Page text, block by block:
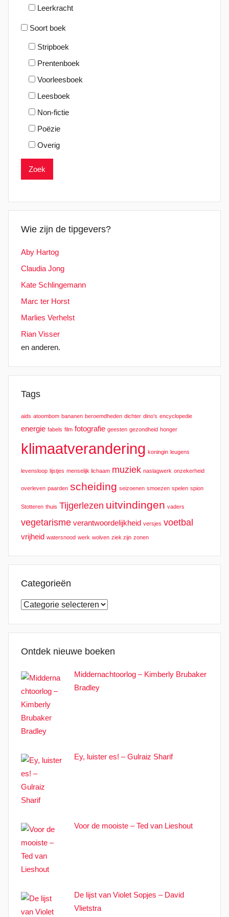
Leerkracht
Soort boek
Stripboek
Prentenboek
Voorleesboek
Leesboek
Non-fictie
Poëzie
Overig
Wie zijn de tipgevers?
Aby Hartog
Claudia Jong
Kate Schlingemann
Marc ter Horst
Marlies Verhelst
Rian Visser
en anderen.
Tags
aids atoombom bananen beroemdheden dichter dino’s encyclopedie
energie fabels film fotografie geesten gezondheid honger
klimaatverandering koningin leugens
levensloop lijstjes menselijk lichaam muziek naslagwerk onzekerheid
overleven paarden scheiding seizoenen smoezen spelen spion
Stotteren thuis Tijgerlezen uitvindingen vaders
vegetarisme verantwoordelijkheid versjes voetbal
vrijheid watersnood werk wolven ziek zijn zonen
Categorieën
Categorieën
Ontdek nieuwe boeken
Middernachtoorlog – Kimberly Brubaker
Bradley
Ey, luister es! – Gulraiz Sharif
Voor de mooiste – Ted van Lieshout
De lijst van Violet Sopjes – David
Vlietstra